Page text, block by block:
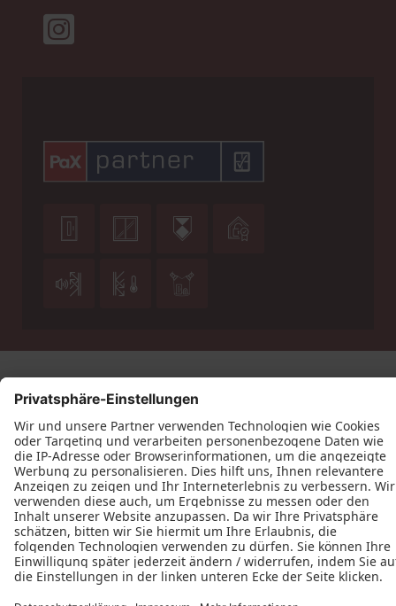
  
  
Datenschutz Impressum
Geschäftsbedingungen
Tischlerei Schulmeyer © 2026